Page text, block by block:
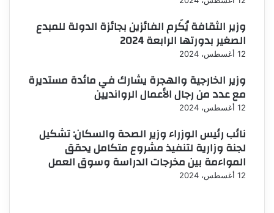
وزير الثقافة يُكَرم الفائزين بجائزة الدولة للمبدع
الصغير بدورتها الرابعة 2024
12 أغسطس، 2024
وزير الخارجية والهجرة يشارك في مائدة مستديرة
مع عدد من رجال الأعمال الروانديين
12 أغسطس، 2024
نائب رئيس الوزراء وزير الصحة والسكان: تشكيل
لجنة وزارية لتنفيذ مشروع متكامل يحقق
المواءمة بين مخرجات الدراسة وسوق العمل
12 أغسطس، 2024